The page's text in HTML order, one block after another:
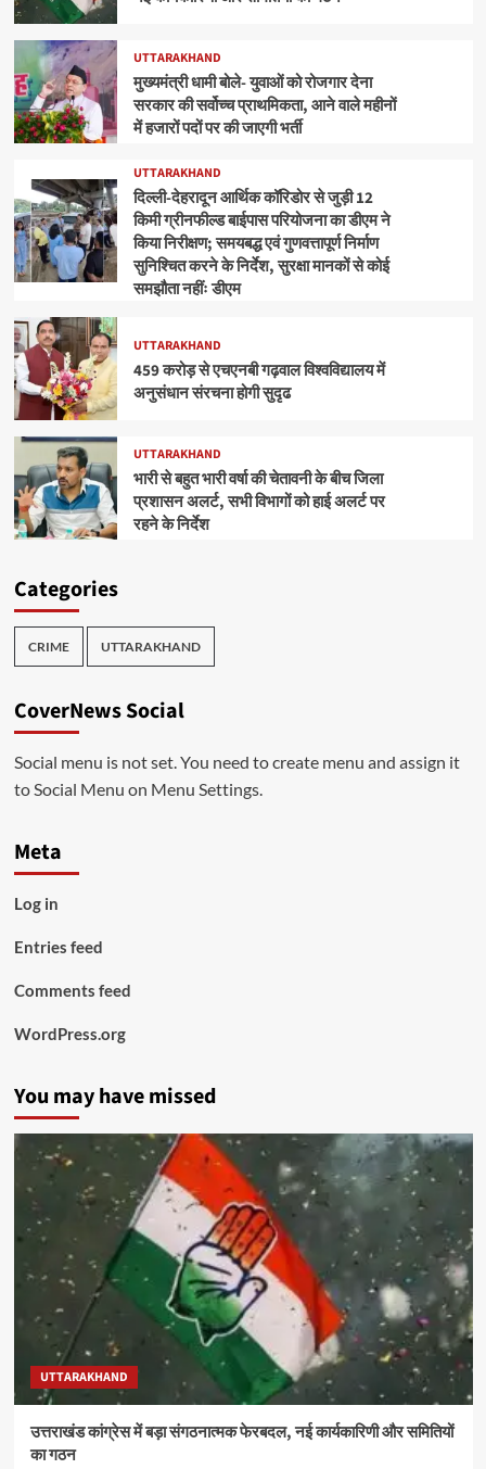
UTTARAKHAND
मुख्यमंत्री धामी बोले- युवाओं को रोजगार देना
सरकार की सर्वोच्च प्राथमिकता, आने वाले महीनों
में हजारों पदों पर की जाएगी भर्ती
UTTARAKHAND
दिल्ली-देहरादून आर्थिक कॉरिडोर से जुड़ी 12
किमी ग्रीनफील्ड बाईपास परियोजना का डीएम ने
किया निरीक्षण; समयबद्ध एवं गुणवत्तापूर्ण निर्माण
सुनिश्चित करने के निर्देश, सुरक्षा मानकों से कोई
समझौता नहींः डीएम
UTTARAKHAND
459 करोड़ से एचएनबी गढ़वाल विश्वविद्यालय में
अनुसंधान संरचना होगी सुदृढ
UTTARAKHAND
भारी से बहुत भारी वर्षा की चेतावनी के बीच जिला
प्रशासन अलर्ट, सभी विभागों को हाई अलर्ट पर
रहने के निर्देश
Categories
CRIME UTTARAKHAND
CoverNews Social
Social menu is not set. You need to create menu and assign it
to Social Menu on Menu Settings.
Meta
Log in
Entries feed
Comments feed
WordPress.org
You may have missed
UTTARAKHAND
उत्तराखंड कांग्रेस में बड़ा संगठनात्मक फेरबदल, नई कार्यकारिणी और समितियों
का गठन